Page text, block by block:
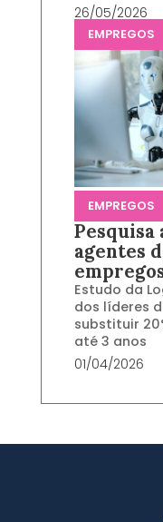
26/05/2026
EMPREGOS
EMPREGOS
Pesquisa
agentes
Estudo da
dos líderes
substituir
até 3 anos
01/04/2026